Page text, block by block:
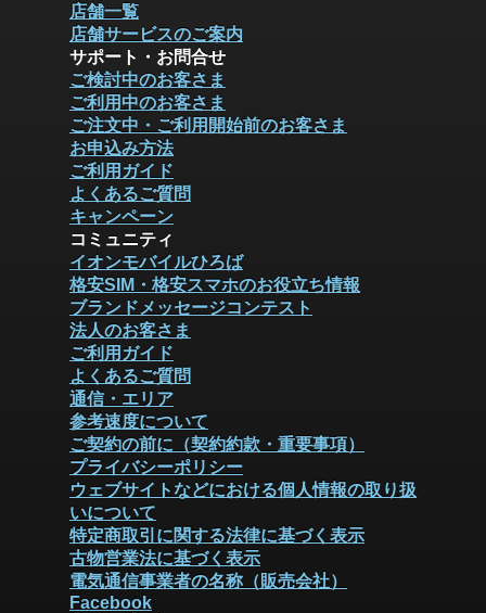
店舗一覧
店舗サービスのご案内
サポート・お問合せ
ご検討中のお客さま
ご利用中のお客さま
ご注文中・ご利用開始前のお客さま
お申込み方法
ご利用ガイド
よくあるご質問
キャンペーン
コミュニティ
イオンモバイルひろば
格安SIM・格安スマホのお役立ち情報
ブランドメッセージコンテスト
法人のお客さま
ご利用ガイド
よくあるご質問
通信・エリア
参考速度について
ご契約の前に（契約約款・重要事項）
プライバシーポリシー
ウェブサイトなどにおける個人情報の取り扱
いについて
特定商取引に関する法律に基づく表示
古物営業法に基づく表示
電気通信事業者の名称（販売会社）
Facebook